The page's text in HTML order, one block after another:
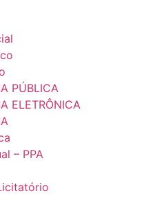
PÚBLICA
ELETRÔNICA
– PPA